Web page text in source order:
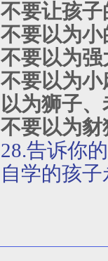
不要让孩
不要以为
不要以为
不要以为
以为狮子
不要以为
28.告诉你
自学的孩